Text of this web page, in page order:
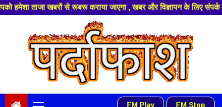
से रूबरू कराया जाएगा , खबर और विज्ञापन के लिए संपर्क करे +91
FM Play - FM Stop